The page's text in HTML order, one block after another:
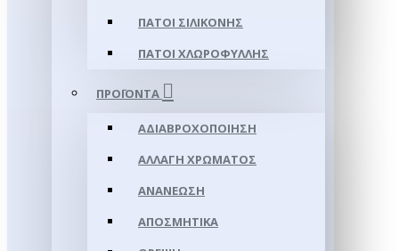
ΠΆΤΟΙ ΣΙΛΙΚΌΝΗΣ
ΠΆΤΟΙ ΧΛΩΡΟΦΎΛΛΗΣ
ΠΡΟΪΌΝΤΑ
ΑΔΙΑΒΡΟΧΟΠΟΊΗΣΗ
ΑΛΛΑΓΉ ΧΡΏΜΑΤΟΣ
ΑΝΑΝΈΩΣΗ
ΑΠΟΣΜΗΤΙΚΆ